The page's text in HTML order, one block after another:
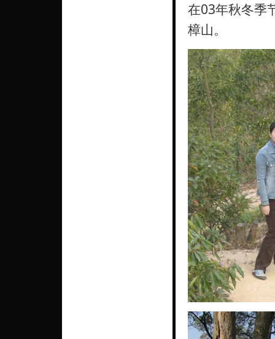
在03年秋冬季
樟山。